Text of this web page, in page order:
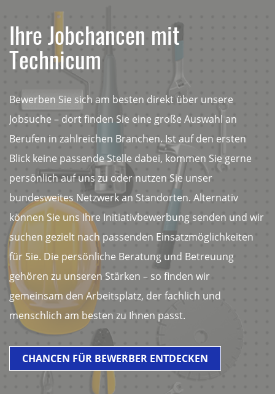
Ihre Jobchancen mit
Technicum
Bewerben Sie sich am besten direkt über unsere
Jobsuche – dort finden Sie eine große Auswahl an
Berufen in zahlreichen Branchen. Ist auf den ersten
Blick keine passende Stelle dabei, kommen Sie gerne
persönlich auf uns zu oder nutzen Sie unser
bundesweites Netzwerk an Standorten. Alternativ
können Sie uns Ihre Initiativbewerbung senden und wir
suchen gezielt nach passenden Einsatzmöglichkeiten
für Sie. Die persönliche Beratung und Betreuung
gehören zu unseren Stärken – so finden wir
gemeinsam den Arbeitsplatz, der fachlich und
menschlich am besten zu Ihnen passt.
CHANCEN FÜR BEWERBER ENTDECKEN